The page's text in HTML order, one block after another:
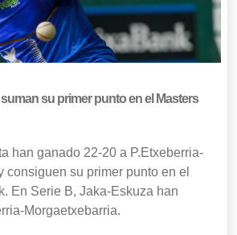
su primer punto en el Masters
han ganado 22-20 a P.Etxeberria-
consiguen su primer punto en el
En Serie B, Jaka-Eskuza han
Morgaetxebarria.